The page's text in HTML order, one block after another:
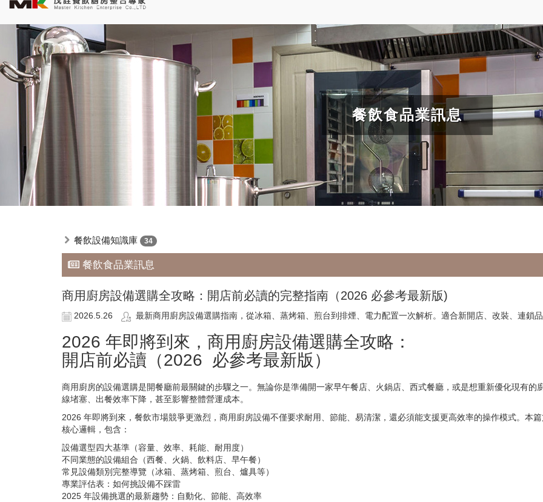
餐飲食品業訊息
餐飲設備知識庫 34
餐飲食品業訊息
商用廚房設備選購全攻略：開店前必讀的完整指南（2026 必參考最新版)
2026.5.26 最新商用廚房設備選購指南，從冰箱、蒸烤箱、煎台到排煙、電力配置一次解析。適合新開店、改裝、連鎖
2026 年即將到來，商用廚房設備選購全攻略：
開店前必讀（2026 必參考最新版）
商用廚房的設備選購是開餐廳前最關鍵的步驟之一。無論你是準備開一家早午餐店、火鍋店、西式餐廳，或是想重新優化現有
線堵塞、出餐效率下降，甚至影響整體營運成本。
2026 年即將到來，餐飲市場競爭更激烈，商用廚房設備不僅要求耐用、節能、易清潔，還必須能支援更高效率的操作模式。本
核心邏輯，包含：
設備選型四大基準（容量、效率、耗能、耐用度）
不同業態的設備組合（西餐、火鍋、飲料店、早午餐）
常見設備類別完整導覽（冰箱、蒸烤箱、煎台、爐具等）
專業評估表：如何挑設備不踩雷
2025 年設備挑選的最新趨勢：自動化、節能、高效率